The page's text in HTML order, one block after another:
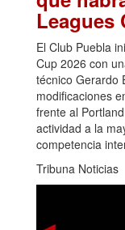
Leagues
El Club Puebla
Cup 2026 con
técnico Gerardo
modificaciones
frente al
actividad a la
competencia
Tribuna Noticias